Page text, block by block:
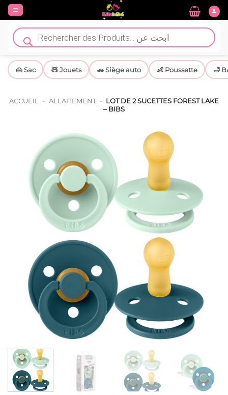
Passer
contenu
Recherche
de
produits
👜 Sac 🧸 Jouets 🚗 Siège auto 👶 Poussette 🛁
ACCUEIL - ALLAITEMENT - LOT DE 2 SUCETTES FOREST LAKE
– BIBS